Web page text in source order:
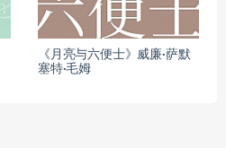
《月亮与六便士》威廉·萨默
塞特·毛姆